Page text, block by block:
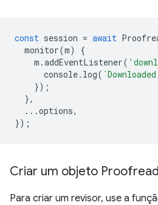
const session = await
monitor(m)
{
m .addEventListener(
console. log( `Downloaded
});
},
...options,
});
Criar um objeto
Para criar um revisor, use a